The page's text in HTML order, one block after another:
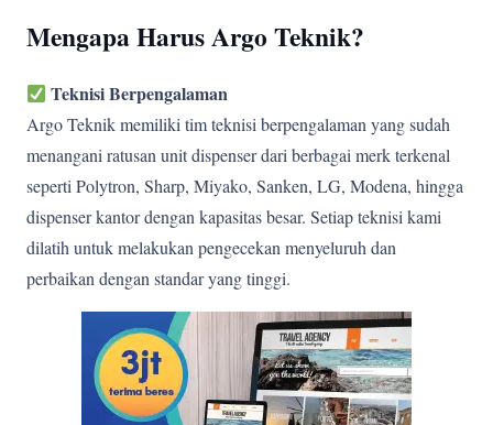
Mengapa Harus Argo Teknik?
Teknisi Berpengalaman
Argo Teknik memiliki tim teknisi berpengalaman yang sudah
menangani ratusan unit dispenser dari berbagai merk terkenal
seperti Polytron, Sharp, Miyako, Sanken, LG, Modena, hingga
dispenser kantor dengan kapasitas besar. Setiap teknisi kami
dilatih untuk melakukan pengecekan menyeluruh dan
perbaikan dengan standar yang tinggi.